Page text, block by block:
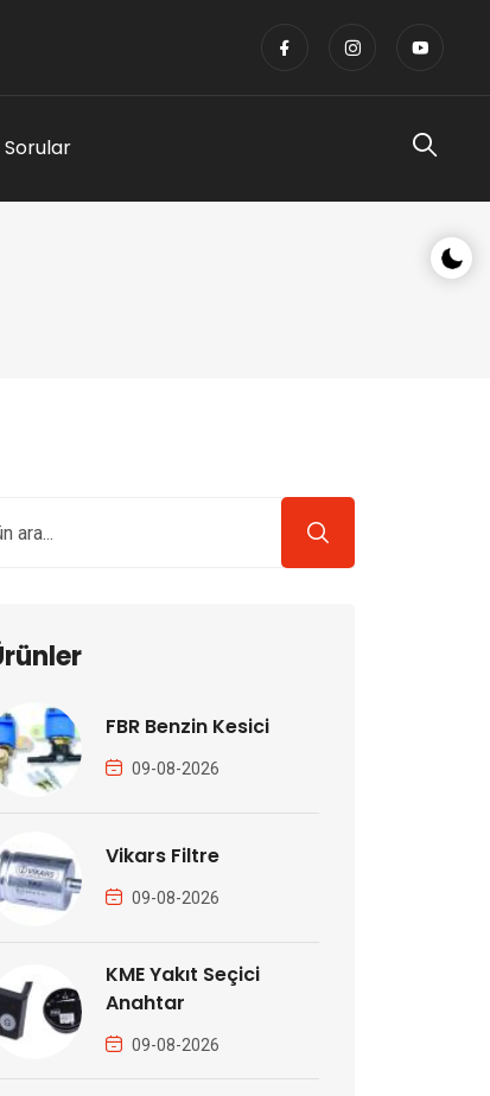
Gece/
Sorular
FBR Benzin Kesici
09-08-2026
Vikars Filtre
09-08-2026
KME Yakıt Seçici
Anahtar
09-08-2026